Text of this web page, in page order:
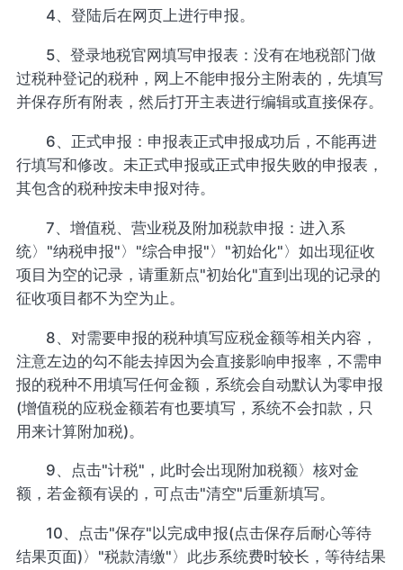
4、登陆后在网页上进行申报。
5、登录地税官网填写申报表：没有在地税部门做
过税种登记的税种，网上不能申报分主附表的，先填写
并保存所有附表，然后打开主表进行编辑或直接保存。
6、正式申报：申报表正式申报成功后，不能再进
行填写和修改。未正式申报或正式申报失败的申报表，
其包含的税种按未申报对待。
7、增值税、营业税及附加税款申报：进入系
统〉"纳税申报"〉"综合申报"〉"初始化"〉如出现征收
项目为空的记录，请重新点"初始化"直到出现的记录的
征收项目都不为空为止。
8、对需要申报的税种填写应税金额等相关内容，
注意左边的勾不能去掉因为会直接影响申报率，不需申
报的税种不用填写任何金额，系统会自动默认为零申报
(增值税的应税金额若有也要填写，系统不会扣款，只
用来计算附加税)。
9、点击"计税"，此时会出现附加税额〉核对金
额，若金额有误的，可点击"清空"后重新填写。
10、点击"保存"以完成申报(点击保存后耐心等待
结果页面)〉"税款清缴"〉此步系统费时较长，等待结果